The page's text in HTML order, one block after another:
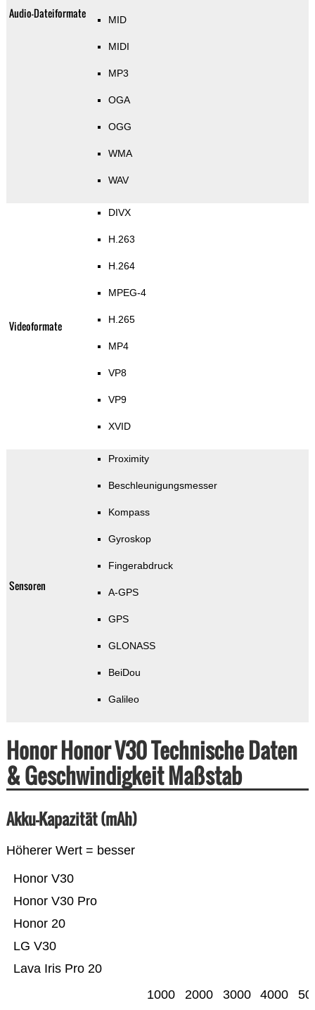
Audio-Dateiformate MID
MIDI
MP3
OGA
OGG
WMA
WAV
Videoformate
DIVX
H.263
H.264
MPEG-4
H.265
MP4
VP8
VP9
XVID
Sensoren
Proximity
Beschleunigungsmesser
Kompass
Gyroskop
Fingerabdruck
A-GPS
GPS
GLONASS
BeiDou
Galileo
Honor Honor V30 Technische Daten
& Geschwindigkeit Maßstab
Akku-Kapazität (mAh)
Höherer Wert = besser
Lava Iris Pro 20
LG V30
Honor 20
Honor V30 Pro
Honor V30
1000 2000 3000 4000